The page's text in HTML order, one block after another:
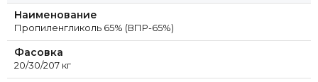
Наименование
Пропиленгликоль 65% (ВПР-65%)
Фасовка
20/30/207 кг